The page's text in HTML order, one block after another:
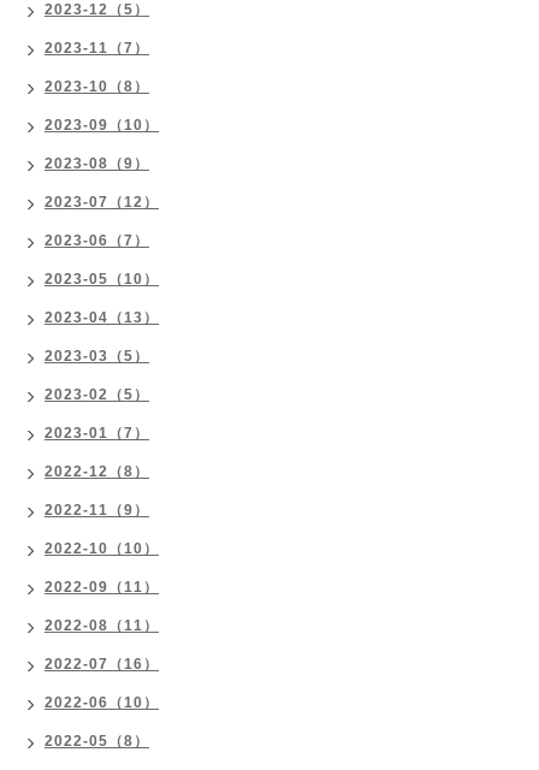
2023-12（5）
2023-11（7）
2023-10（8）
2023-09（10）
2023-08（9）
2023-07（12）
2023-06（7）
2023-05（10）
2023-04（13）
2023-03（5）
2023-02（5）
2023-01（7）
2022-12（8）
2022-11（9）
2022-10（10）
2022-09（11）
2022-08（11）
2022-07（16）
2022-06（10）
2022-05（8）